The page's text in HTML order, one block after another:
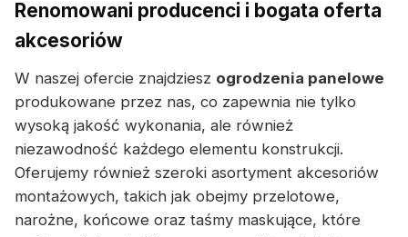
Renomowani producenci i bogata oferta
akcesoriów
W naszej ofercie znajdziesz ogrodzenia panelowe
produkowane przez nas, co zapewnia nie tylko
wysoką jakość wykonania, ale również
niezawodność każdego elementu konstrukcji.
Oferujemy również szeroki asortyment akcesoriów
montażowych, takich jak obejmy przelotowe,
narożne, końcowe oraz taśmy maskujące, które